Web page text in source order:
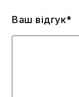
Ваш відгук*